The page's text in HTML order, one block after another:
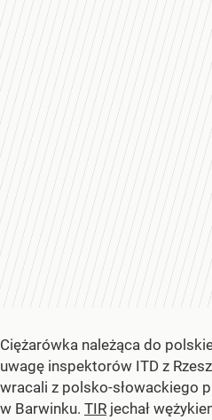
Ciężarówka należąca do
uwagę inspektorów ITD z
wracali z polsko-słowackiego
w Barwinku. TIR jechał